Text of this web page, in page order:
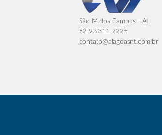
São M.dos Campos - AL
82 9.9311-2225
contato@alagoasnt.com.br